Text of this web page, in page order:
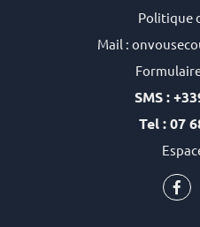
Politique
Mail :
SMS :
Tel : 07